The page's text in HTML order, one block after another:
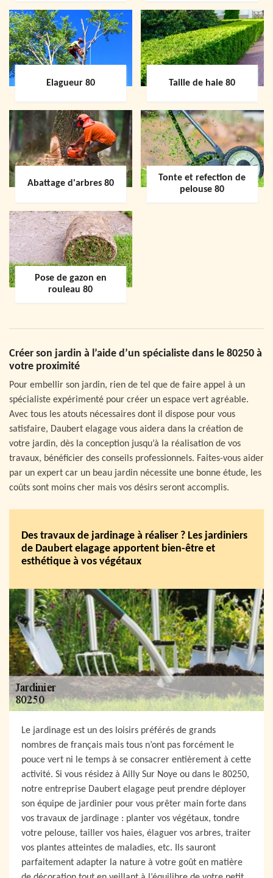
Elagueur 80 Taille de haie 80
Abattage d'arbres 80
Tonte et refection de
pelouse 80
Pose de gazon en
rouleau 80
Créer son jardin à l’aide d’un spécialiste dans le 80250 à
votre proximité
Pour embellir son jardin, rien de tel que de faire appel à un
spécialiste expérimenté pour créer un espace vert agréable.
Avec tous les atouts nécessaires dont il dispose pour vous
satisfaire, Daubert elagage vous aidera dans la création de
votre jardin, dès la conception jusqu’à la réalisation de vos
travaux, bénéficier des conseils professionnels. Faites-vous aider
par un expert car un beau jardin nécessite une bonne étude, les
coûts sont moins cher mais vos désirs seront accomplis.
Des travaux de jardinage à réaliser ? Les jardiniers
de Daubert elagage apportent bien-être et
esthétique à vos végétaux
Le jardinage est un des loisirs préférés de grands
nombres de français mais tous n’ont pas forcément le
pouce vert ni le temps à se consacrer entièrement à cette
activité. Si vous résidez à Ailly Sur Noye ou dans le 80250,
notre entreprise Daubert elagage peut prendre déployer
son équipe de jardinier pour vous prêter main forte dans
vos travaux de jardinage : planter vos végétaux, tondre
votre pelouse, tailler vos haies, élaguer vos arbres, traiter
vos plantes atteintes de maladies, etc. Ils sauront
parfaitement adapter la nature à votre goût en matière